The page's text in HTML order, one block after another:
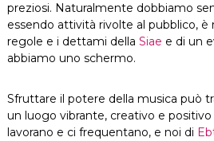
preziosi. Naturalmente dobbiamo
essendo attività rivolte al pubblico, è
regole e i dettami della Siae e di un
abbiamo uno schermo.
Sfruttare il potere della musica può
un luogo vibrante, creativo e
lavorano e ci frequentano, e noi di